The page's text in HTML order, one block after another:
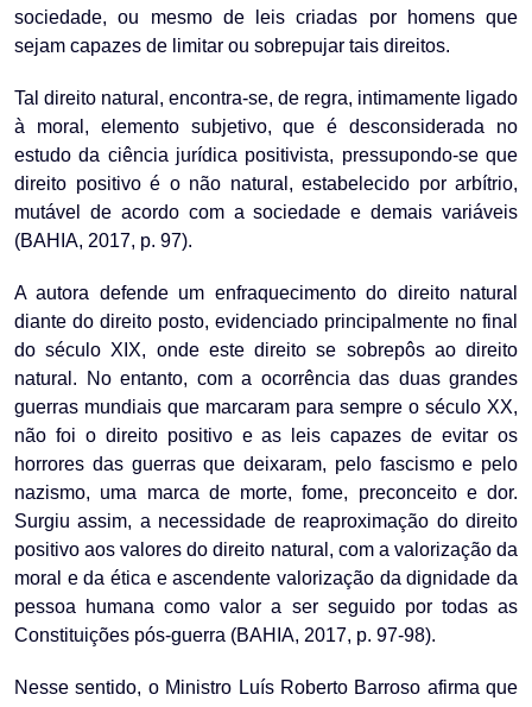
sociedade, ou mesmo de leis criadas por homens que
sejam capazes de limitar ou sobrepujar tais direitos.
Tal direito natural, encontra-se, de regra, intimamente ligado
à moral, elemento subjetivo, que é desconsiderada no
estudo da ciência jurídica positivista, pressupondo-se que
direito positivo é o não natural, estabelecido por arbítrio,
mutável de acordo com a sociedade e demais variáveis
(BAHIA, 2017, p. 97).
A autora defende um enfraquecimento do direito natural
diante do direito posto, evidenciado principalmente no final
do século XIX, onde este direito se sobrepôs ao direito
natural. No entanto, com a ocorrência das duas grandes
guerras mundiais que marcaram para sempre o século XX,
não foi o direito positivo e as leis capazes de evitar os
horrores das guerras que deixaram, pelo fascismo e pelo
nazismo, uma marca de morte, fome, preconceito e dor.
Surgiu assim, a necessidade de reaproximação do direito
positivo aos valores do direito natural, com a valorização da
moral e da ética e ascendente valorização da dignidade da
pessoa humana como valor a ser seguido por todas as
Constituições pós-guerra (BAHIA, 2017, p. 97-98).
Nesse sentido, o Ministro Luís Roberto Barroso afirma que